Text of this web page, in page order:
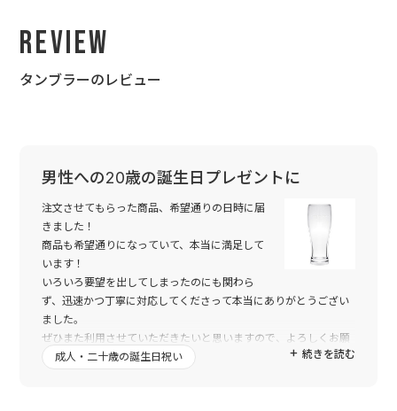
Review
タンブラーのレビュー
男性への20歳の誕生日プレゼントに
注文させてもらった商品、希望通りの日時に届
きました！
商品も希望通りになっていて、本当に満足して
います！
いろいろ要望を出してしまったのにも関わら
ず、迅速かつ丁寧に対応してくださって本当にありがとうござい
ました。
ぜひまた利用させていただきたいと思いますので、よろしくお願
いいたします！
続きを読む
成人・二十歳の誕生日祝い